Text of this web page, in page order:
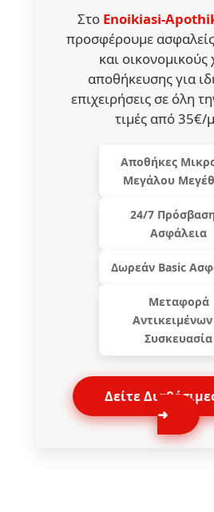
Στο Enoikiasi-
προσφέρουμε
και
αποθήκευσης για
επιχειρήσεις σε όλη
τιμές από 35€/
Αποθήκες
Μεγάλου
24/7
Ασφάλεια
Δωρεάν Basic
Μεταφορά
Συσκευασία
Δείτε
➜